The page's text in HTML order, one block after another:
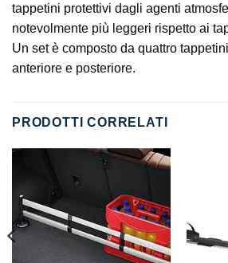
tappetini protettivi dagli agenti
notevolmente più leggeri rispetto ai
Un set è composto da quattro
anteriore e posteriore.
PRODOTTI CORRELATI